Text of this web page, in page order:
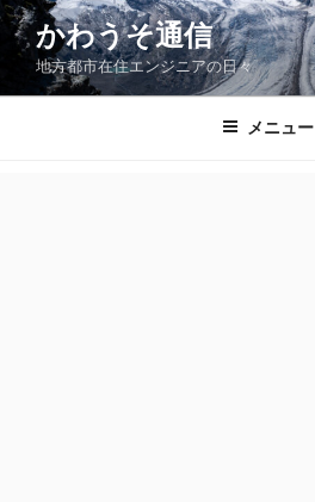
コ
ン
ン
かわうそ通信
地方都市在住エンジニアの日々
メニュー